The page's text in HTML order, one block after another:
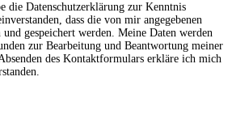
die Datenschutzerklärung zur Kenntnis
dass die von mir angegebenen
gespeichert werden. Meine Daten werden
zur Bearbeitung und Beantwortung meiner
des Kontaktformulars erkläre ich mich